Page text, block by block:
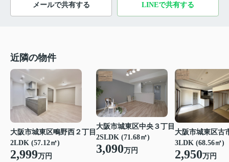
メールで共有する LINEで共有する
近隣の物件
大阪市城東区鴫野西２丁目
2LDK (57.12㎡)
2,999万円
大阪市城東区中央３丁目
2SLDK (71.68㎡)
3,090万円
大阪市城東区古
3LDK (68.56㎡)
2,950万円